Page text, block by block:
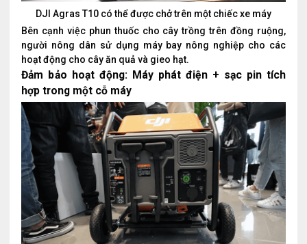
DJI Agras T10 có thể được chở trên một chiếc xe máy
Bên cạnh việc phun thuốc cho cây trồng trên đồng ruộng,
người nông dân sử dụng máy bay nông nghiệp cho các
hoạt động cho cây ăn quả và gieo hạt.
Đảm bảo hoạt động: Máy phát điện + sạc pintích
hợp trong một cỗ máy